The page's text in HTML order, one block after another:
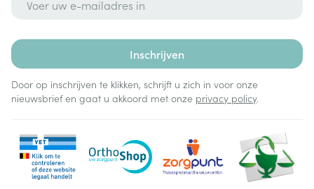
Inschrijven
Door op inschrijven te klikken, schrijft u zich in voor onze
nieuwsbrief en gaat u akkoord met onze privacy policy.